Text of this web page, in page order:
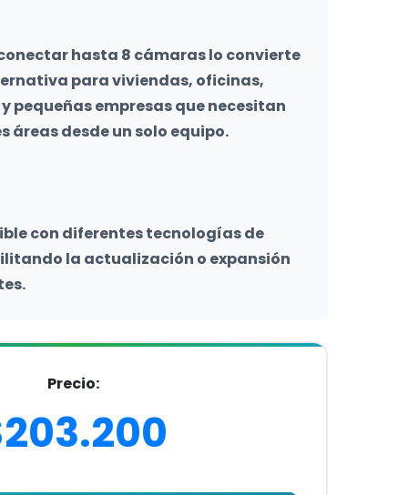
hasta 8 cámaras lo convierte
para viviendas, oficinas,
pequeñas empresas que necesitan
desde un solo equipo.
con diferentes tecnologías de
la actualización o expansión
Precio: